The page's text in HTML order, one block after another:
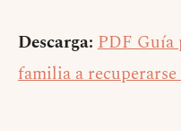
Descarga: PDF Guía
familia a